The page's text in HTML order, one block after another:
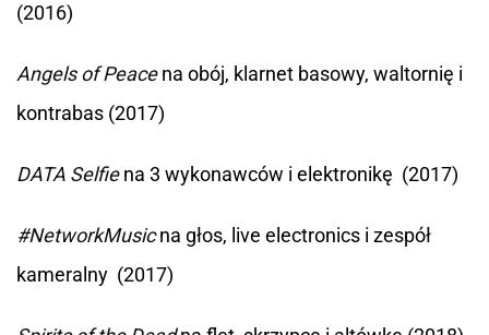
(2016)
Angels of Peace na obój, klarnet basowy, waltornię i
kontrabas (2017)
DATA Selfiena 3 wykonawców i elektronikę (2017)
#NetworkMusicna głos, live electronics i zespół
kameralny (2017)